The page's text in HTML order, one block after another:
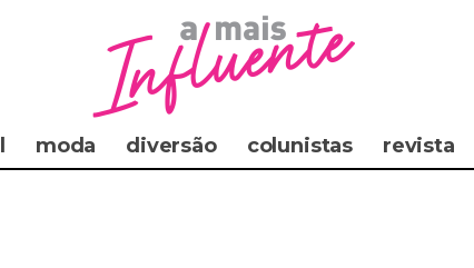
moda diversão colunistas revista